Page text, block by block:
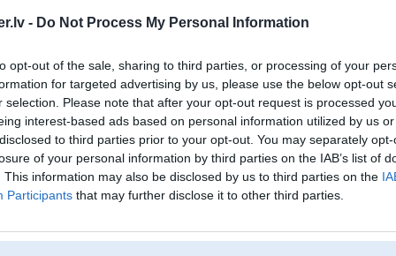
- Do Not Process My Personal Information
opt-out of the sale, sharing to third parties, or processing of your
for targeted advertising by us, please use the below opt-out
selection. Please note that after your opt-out request is processed
interest-based ads based on personal information utilized by us
to third parties prior to your opt-out. You may separately
of your personal information by third parties on the IAB’s list of
This information may also be disclosed by us to third parties on the
Participants that may further disclose it to other third parties.
Forums Galerijas Reģistrācija Lietotāji
Lietotāja Omulis profils
Pēdējo reizi manīts: 30. Dec 2024, 23:18
Lietotājvārds:
Omulis
Pilsēta:
Rīga
Braucu ar:
Ford Escort RS 82', BMW e46 M-Sport
touring, BMW I3s
Ziņojumi forumā:
[Pēdējie ziņojumi forumā]